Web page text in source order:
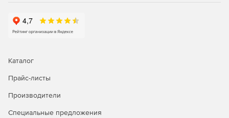
Каталог
Прайс-листы
Производители
Специальные предложения